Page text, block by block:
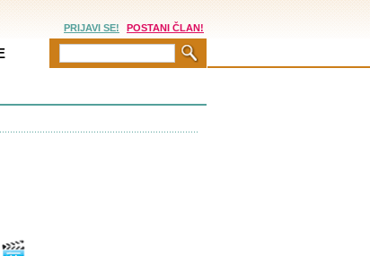
PRIJAVI SE! POSTANI ČLAN!